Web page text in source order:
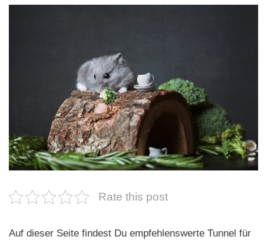
t
n
Rate this post
Auf dieser Seite findest Du empfehlenswerte Tunnel für